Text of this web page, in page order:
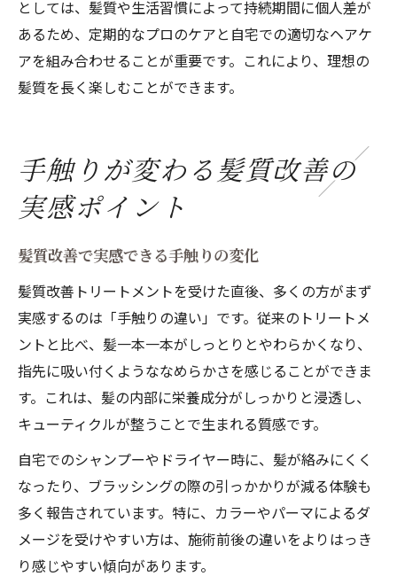
としては、髪質や生活習慣によって持続期間に個人差が
あるため、定期的なプロのケアと自宅での適切なヘアケ
アを組み合わせることが重要です。これにより、理想の
髪質を長く楽しむことができます。
手触りが変わる髪質改善の
実感ポイント
髪質改善で実感できる手触りの変化
髪質改善トリートメントを受けた直後、多くの方がまず
実感するのは「手触りの違い」です。従来のトリートメ
ントと比べ、髪一本一本がしっとりとやわらかくなり、
指先に吸い付くようななめらかさを感じることができま
す。これは、髪の内部に栄養成分がしっかりと浸透し、
キューティクルが整うことで生まれる質感です。
自宅でのシャンプーやドライヤー時に、髪が絡みにくく
なったり、ブラッシングの際の引っかかりが減る体験も
多く報告されています。特に、カラーやパーマによるダ
メージを受けやすい方は、施術前後の違いをよりはっき
り感じやすい傾向があります。